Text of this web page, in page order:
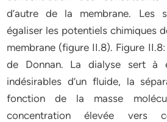
d’autre de la membrane. Les
égaliser les potentiels chimiques
membrane (figure II.8). Figure
de Donnan. La dialyse sert à
indésirables d’un fluide, la
fonction de la masse
concentration élevée vers